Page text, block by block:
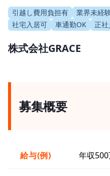
引越し費用負担有 業界未経
社宅入居可
車通勤OK 正
株式会社GRACE
募集概要
給与(例) 年収